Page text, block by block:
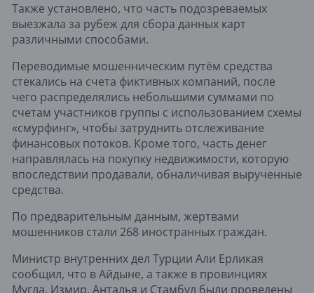
Также установлено, что часть подозреваемых
выезжала за рубеж для сбора данных карт
различными способами.
Переводимые мошенническим путём средства
стекались на счета фиктивных компаний, после
чего распределялись небольшими суммами по
счетам участников группы с использованием схемы
«смурфинг», чтобы затруднить отслеживание
финансовых потоков. Кроме того, часть денег
направлялась на покупку недвижимости, которую
впоследствии продавали, обналичивая вырученные
средства.
По предварительным данным, жертвами
мошенников стали 268 иностранных граждан.
Министр внутренних дел Турции Али Ерликая
сообщил, что в Айдыне, а также в провинциях
Мугла, Измир, Анталья и Стамбул были проведены